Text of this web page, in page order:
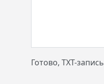
Готово, ТХТ-